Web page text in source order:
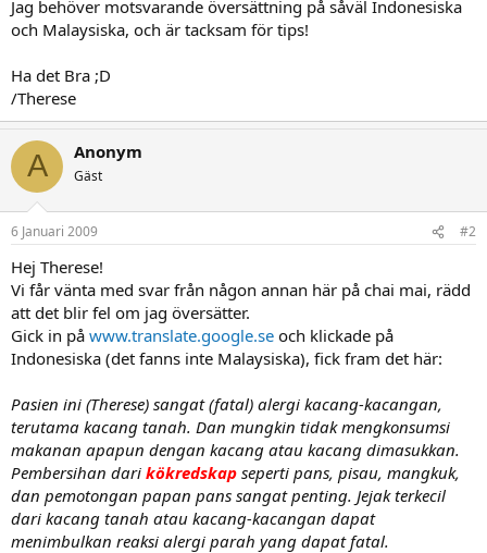
Jag behöver motsvarande översättning på såväl Indonesiska
och Malaysiska, och är tacksam för tips!
Ha det Bra ;D
/Therese
A Anonym
Gäst
6 Januari 2009 #2
Hej Therese!
Vi får vänta med svar från någon annan här på chai mai, rädd
att det blir fel om jag översätter.
Gick in på www.translate.google.se och klickade på
Indonesiska (det fanns inte Malaysiska), fick fram det här:
Pasien ini (Therese) sangat (fatal) alergi kacang-kacangan,
terutama kacang tanah. Dan mungkin tidak mengkonsumsi
makanan apapun dengan kacang atau kacang dimasukkan.
Pembersihan dari kökredskap seperti pans, pisau, mangkuk,
dan pemotongan papan pans sangat penting. Jejak terkecil
dari kacang tanah atau kacang-kacangan dapat
menimbulkan reaksi alergi parah yang dapat fatal.